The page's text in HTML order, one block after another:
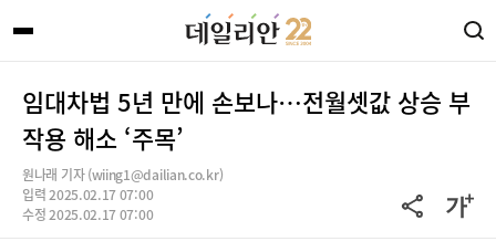
임대차법 5년 만에 손보나…전월셋값 상승 부
작용 해소 ‘주목’
원나래 기자 (wiing1@dailian.co.kr)
입력 2025.02.17 07:00
수정 2025.02.17 07:00